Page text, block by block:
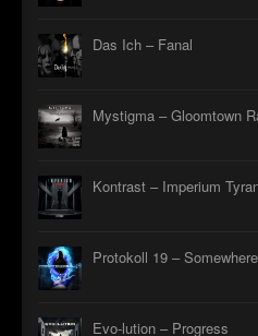
Das Ich – Fanal
Mystigma – Gloomtown
Kontrast – Imperium
Protokoll 19 –
Evo-lution – Progress